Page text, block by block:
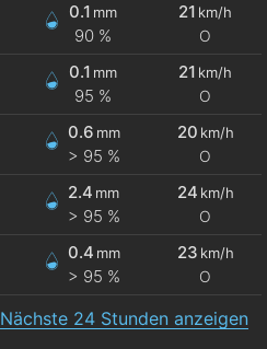
0.1 mm
90 %
21 km/h
O
0.1 mm
95 %
21 km/h
O
0.6 mm
> 95 %
20 km/h
O
2.4 mm
> 95 %
24 km/h
O
0.4 mm
> 95 %
23 km/h
O
Nächste 24 Stunden anzeigen